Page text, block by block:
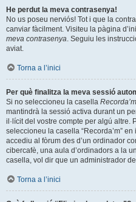
He perdut la meva contrasenya!
No us poseu nerviós! Tot i que la
canviar fàcilment. Visiteu la pàgina
meva contrasenya. Seguiu les
aviat.
Torna a l’inici
Per què finalitza la meva sessió
Si no seleccioneu la casella Recorda’m
mantindrà la sessió activa durant un
il·lícit del vostre compte per algú altre.
seleccioneu la casella “Recorda’m”
accediu al fòrum des d’un ordinador
cibercafè, una aula d’ordinadors a la
casella, vol dir que un administrador
Torna a l’inici